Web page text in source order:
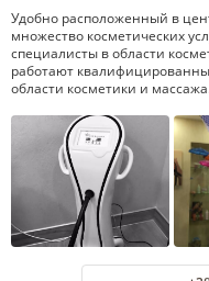
Удобно расположенный в
множество косметических
специалисты в области
работают
области косметики и